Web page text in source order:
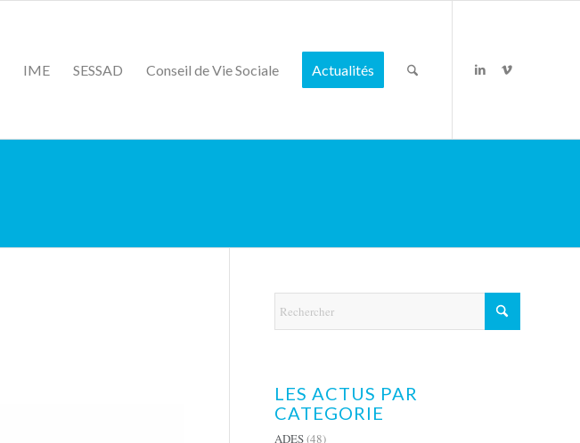
IME SESSAD Conseil de Vie Sociale Actualités
LES ACTUS PAR
CATEGORIE
ADES(48)